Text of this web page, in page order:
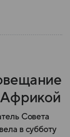
Африкой
Совета
в субботу